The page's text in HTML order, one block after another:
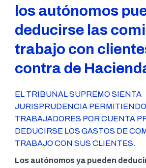
los autónomos
deducirse las
trabajo con
contra de
EL TRIBUNAL SUPREMO SIENTA
JURISPRUDENCIA PERMITIENDO
TRABAJADORES POR CUENTA
DEDUCIRSE LOS GASTOS DE
TRABAJO CON SUS CLIENTES.
Los autónomos ya pueden